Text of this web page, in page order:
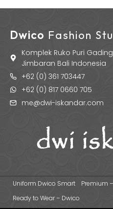
Dwico Fashion
Komplek Ruko Puri Gading
Jimbaran Bali Indonesia
+62 (0) 361 703447
+62 (0) 817 0660 705
me@dwi-iskandar.com
Uniform Dwico Smart
Premium
Ready to Wear – Dwico